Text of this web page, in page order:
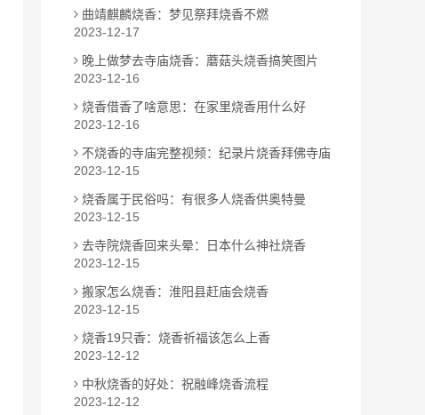
曲靖麒麟烧香：梦见祭拜烧香不燃
2023-12-17
晚上做梦去寺庙烧香：蘑菇头烧香搞笑图片
2023-12-16
烧香借香了啥意思：在家里烧香用什么好
2023-12-16
不烧香的寺庙完整视频：纪录片烧香拜佛寺庙
2023-12-15
烧香属于民俗吗：有很多人烧香供奥特曼
2023-12-15
去寺院烧香回来头晕：日本什么神社烧香
2023-12-15
搬家怎么烧香：淮阳县赶庙会烧香
2023-12-15
烧香19只香：烧香祈福该怎么上香
2023-12-12
中秋烧香的好处：祝融峰烧香流程
2023-12-12